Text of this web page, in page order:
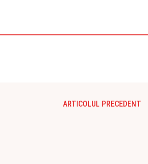
ARTICOLUL PRECEDENT